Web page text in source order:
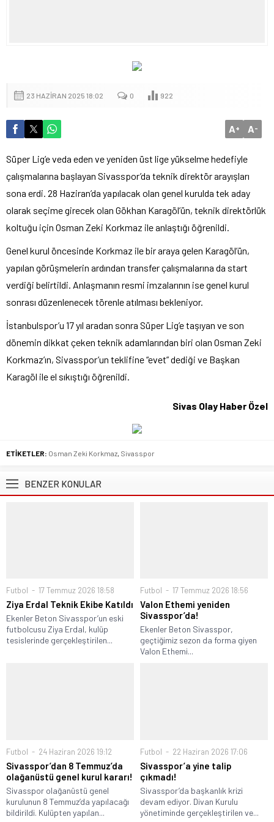
23 HAZIRAN 2025 18:02 0 922
A+ A-
Süper Lig’e veda eden ve yeniden üst lige yükselme hedefiyle
çalışmalarına başlayan Sivasspor’da teknik direktör arayışları
sona erdi. 28 Haziran’da yapılacak olan genel kurulda tek aday
olarak seçime girecek olan Gökhan Karagöl’ün, teknik direktörlük
koltuğu için Osman Zeki Korkmaz ile anlaştığı öğrenildi.
Genel kurul öncesinde Korkmaz ile bir araya gelen Karagöl’ün,
yapılan görüşmelerin ardından transfer çalışmalarına da start
verdiği belirtildi. Anlaşmanın resmi imzalarının ise genel kurul
sonrası düzenlenecek törenle atılması bekleniyor.
İstanbulspor’u 17 yıl aradan sonra Süper Lig’e taşıyan ve son
dönemin dikkat çeken teknik adamlarından biri olan Osman Zeki
Korkmaz’ın, Sivasspor’un teklifine “evet” dediği ve Başkan
Karagöl ile el sıkıştığı öğrenildi.
Sivas Olay Haber Özel
ETİKETLER: Osman Zeki Korkmaz Sivasspor
BENZER KONULAR
Futbol 17 Temmuz 2026 18:58
Ziya Erdal Teknik Ekibe Katıldı
Ekenler Beton Sivasspor’un eski
futbolcusu Ziya Erdal, kulüp
tesislerinde gerçekleştirilen...
Futbol 17 Temmuz 2026 18:56
Valon Ethemi yeniden
Sivasspor’da!
Ekenler Beton Sivasspor,
geçtiğimiz sezon da forma giyen
Valon Ethemi...
Futbol 24 Haziran 2026 19:12
Sivasspor’dan 8 Temmuz’da
olağanüstü genel kurul kararı!
Sivasspor olağanüstü genel
kurulunun 8 Temmuz’da yapılacağı
bildirildi. Kulüpten yapılan...
Futbol 22 Haziran 2026 17:06
Sivasspor’a yine talip
çıkmadı!
Sivasspor’da başkanlık krizi
devam ediyor. Divan Kurulu
yönetiminde gerçekleştirilen ve...